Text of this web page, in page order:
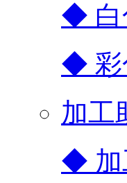
◆ 白
◆ 彩
加工
◆ 加